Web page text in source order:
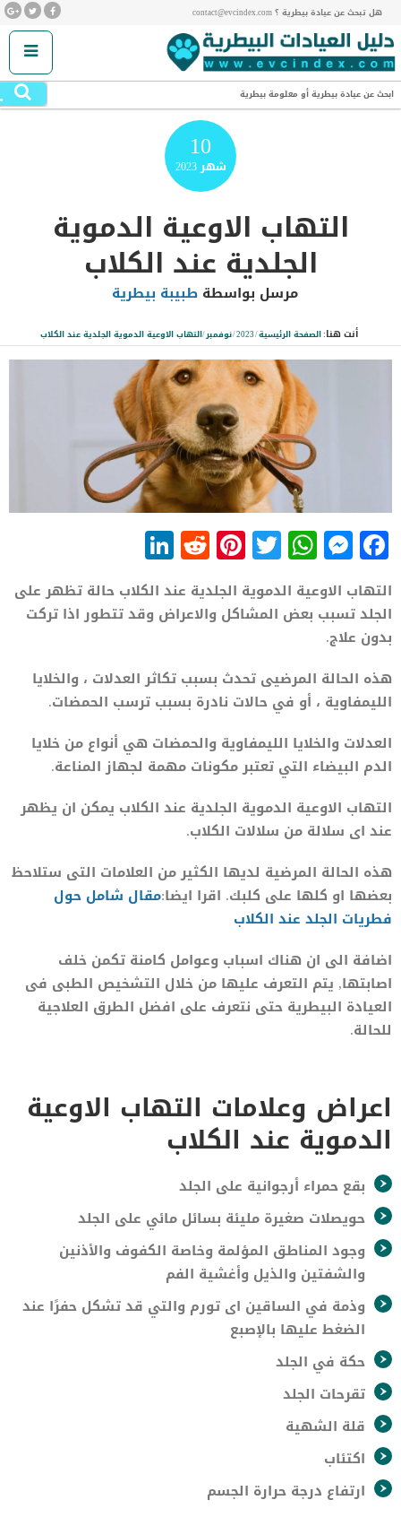
هل تبحث عن عيادة بيطرية ؟ contact@evcindex.com
ابحث عن عيادة بيطرية أو معلومة بيطرية
10
شهر2023
التهاب الاوعية الدموية
الجلدية عند الكلاب
مرسل بواسطة طبيبة بيطرية
أنت هنا:الصفحة الرئيسية/
2023
/نوفمبر/التهاب الاوعية الدموية الجلدية عند الكلاب
Facebook
Messenger
WhatsApp
Twitter
Pinterest
Reddit
التهاب الاوعية الدموية الجلدية عند الكلاب حالة تظهر على
الجلد تسبب بعض المشاكل والاعراض وقد تتطور اذا تركت
بدون علاج.
هذه الحالة المرضيى تحدث بسبب تكاثر العدلات ، والخلايا
الليمفاوية ، أو في حالات نادرة بسبب ترسب الحمضات.
العدلات والخلايا الليمفاوية والحمضات هي أنواع من خلايا
الدم البيضاء التي تعتبر مكونات مهمة لجهاز المناعة.
التهاب الاوعية الدموية الجلدية عند الكلاب يمكن ان يظهر
عند اى سلالة من سلالات الكلاب.
هذه الحالة المرضية لديها الكثير من العلامات التى ستلاحظ
بعضها او كلها على كلبك. اقرا ايضا:مقال شامل حول
فطريات الجلد عند الكلاب
اضافة الى ان هناك اسباب وعوامل كامنة تكمن خلف
اصابتها, يتم التعرف عليها من خلال التشخيص الطبى فى
العيادة البيطرية حتى نتعرف على افضل الطرق العلاجية
للحالة.
اعراض وعلامات التهاب الاوعية
الدموية عند الكلاب
بقع حمراء أرجوانية على الجلد
حويصلات صغيرة مليئة بسائل مائي على الجلد
وجود المناطق المؤلمة وخاصة الكفوف والأذنين
والشفتين والذيل وأغشية الفم
وذمة في الساقين اى تورم والتي قد تشكل حفرًا عند
الضغط عليها بالإصبع
حكة في الجلد
تقرحات الجلد
قلة الشهية
اكتئاب
ارتفاع درجة حرارة الجسم